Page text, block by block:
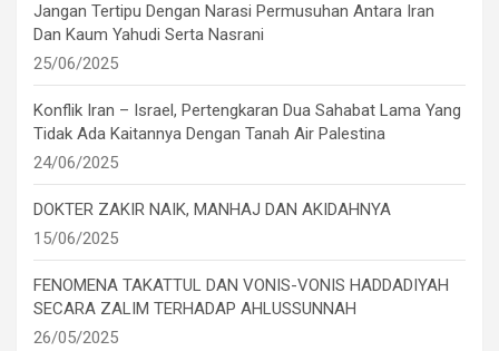
Jangan Tertipu Dengan Narasi Permusuhan Antara Iran
Dan Kaum Yahudi Serta Nasrani
25/06/2025
Konflik Iran – Israel, Pertengkaran Dua Sahabat Lama Yang
Tidak Ada Kaitannya Dengan Tanah Air Palestina
24/06/2025
DOKTER ZAKIR NAIK, MANHAJ DAN AKIDAHNYA
15/06/2025
FENOMENA TAKATTUL DAN VONIS-VONIS HADDADIYAH
SECARA ZALIM TERHADAP AHLUSSUNNAH
26/05/2025